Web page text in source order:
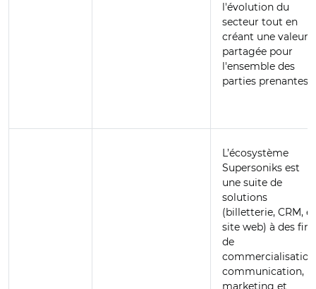
l'évolution du
secteur tout en
créant une valeur
partagée pour
l'ensemble des
parties prenantes.
L’écosystème
Supersoniks est
une suite de
solutions
(billetterie, CRM, et
site web) à des fins
de
communication,
marketing et